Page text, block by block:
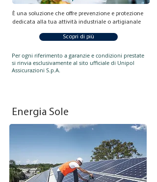
È una soluzione che offre prevenzione e protezione
dedicata alla tua attività industriale o artigianale
Scopri di più
Per ogni riferimento a garanzie e condizioni prestate
si rinvia esclusivamente al sito ufficiale di Unipol
Assicurazioni S.p.A.
Energia Sole